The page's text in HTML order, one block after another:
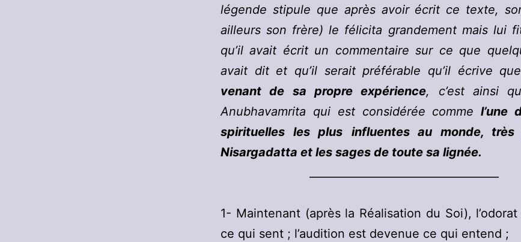
légende stipule que après avoir écrit ce texte,
ailleurs son frère) le félicita grandement mais lui
qu’il avait écrit un commentaire sur ce que
avait dit et qu’il serait préférable qu’il écrive
venant de sa propre expérience, c’est ainsi
Anubhavamrita qui est considérée commel’une
spirituelles les plus
influentes au monde,
Nisargadatta et les sages de toute sa lignée.
1- Maintenant (après la Réalisation du Soi),
ce qui sent ; l’audition est devenue ce qui entend ;